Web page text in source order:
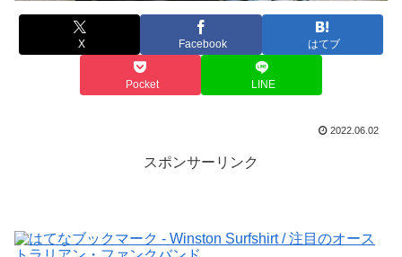
X Facebook はてブ
Pocket LINE
2022.06.02
スポンサーリンク